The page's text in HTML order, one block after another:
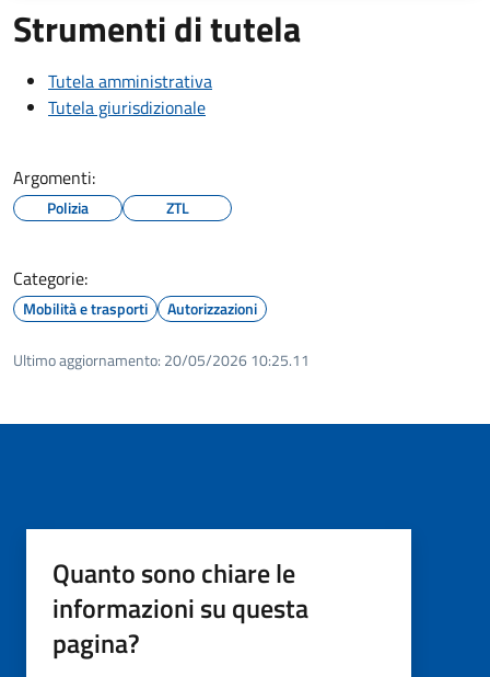
Strumenti di tutela
Tutela amministrativa
Tutela giurisdizionale
Argomenti:
Polizia ZTL
Categorie:
Mobilità e trasporti Autorizzazioni
Ultimo aggiornamento: 20/05/2026 10:25.11
Quanto sono chiare le
informazioni su questa
pagina?